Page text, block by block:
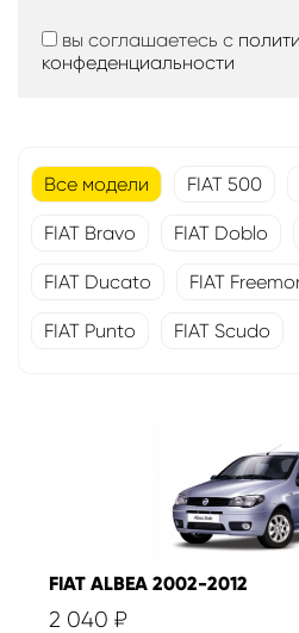
вы соглашаетесь с
конфеденциальности
Все модели FIAT 500
FIAT Bravo FIAT Doblo
FIAT Ducato FIAT
FIAT Punto FIAT Scudo
FIAT ALBEA 2002-2012
2 040 ₽